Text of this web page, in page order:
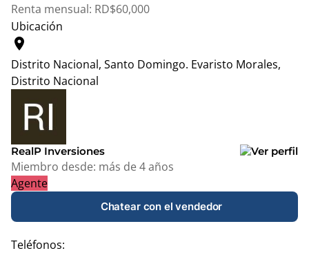
Renta mensual: RD$60,000
Ubicación
location_on
Distrito Nacional, Santo Domingo. Evaristo Morales,
Distrito Nacional
+
−
RealP Inversiones
Miembro desde: más de 4 años
Agente
Chatear con el vendedor
Teléfonos: